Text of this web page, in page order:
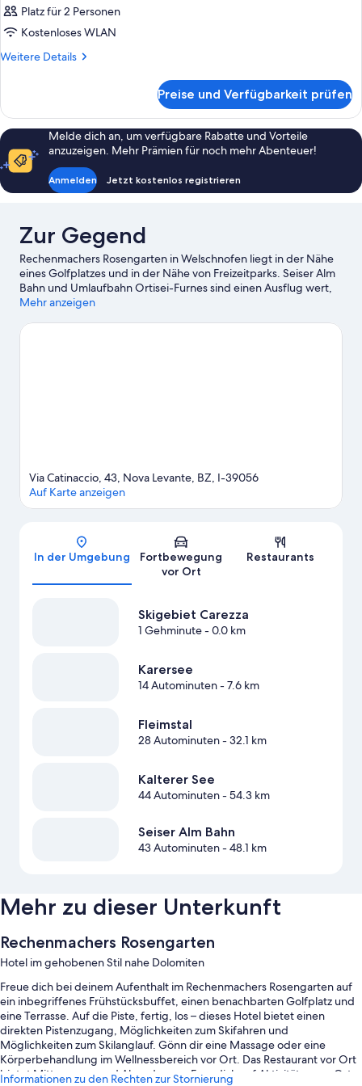
für
Zimmer
anzeigen
Platz für 2 Personen
Kostenloses WLAN
Weitere Details
Weitere
Preise und Verfügbarkeit prüfen
Melde dich an, um verfügbare Rabatte und Vorteile
anzuzeigen. Mehr Prämien für noch mehr Abenteuer!
Anmelden Jetzt kostenlos registrieren
Zur Gegend
Rechenmachers Rosengarten in Welschnofen liegt in der Nähe
eines Golfplatzes und in der Nähe von Freizeitparks. Seiser Alm
Bahn und Umlaufbahn Ortisei-Furnes sind einen Ausflug wert,
wenn du etwas Aufregendes erleben möchtest. Wer lieber die
besuchen: Dolomiten und Val Gardena. Du möchtest deinen
Mehr anzeigen
Karte
Via Catinaccio, 43, Nova Levante, BZ, I-39056
Auf Karte anzeigen
In der Umgebung
Fortbewegung
vor Ort
Restaurants
Skigebiet Carezza
1 Gehminute- 0.0 km
Karersee
14 Autominuten- 7.6 km
Fleimstal
28 Autominuten- 32.1 km
Kalterer See
44 Autominuten- 54.3 km
Seiser Alm Bahn
43 Autominuten- 48.1 km
Mehr zu dieser Unterkunft
Rechenmachers Rosengarten
Hotel im gehobenen Stil nahe Dolomiten
Freue dich bei deinem Aufenthalt im Rechenmachers Rosengarten auf
ein inbegriffenes Frühstücksbuffet, einen benachbarten Golfplatz und
eine Terrasse. Auf die Piste, fertig, los – dieses Hotel bietet einen
direkten Pistenzugang, Möglichkeiten zum Skifahren und
Möglichkeiten zum Skilanglauf. Gönn dir eine Massage oder eine
Körperbehandlung im Wellnessbereich vor Ort. Das Restaurant vor Ort
bietet Mittagessen und Abendessen. Freu dich auf Aktivitäten vor Ort
Informationen zu den Rechten zur Stornierung